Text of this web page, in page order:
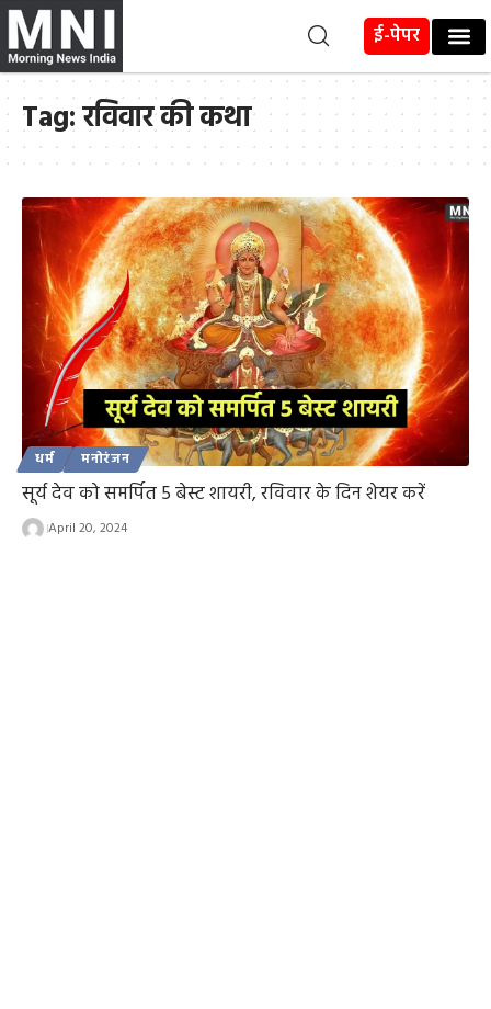
ई-पेपर
Tag:रविवार की कथा
धर्म मनोरंजन
सूर्य देव को समर्पित 5 बेस्ट शायरी, रविवार के दिन शेयर करें
April 20, 2024